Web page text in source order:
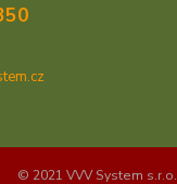
© 2021 VVV System s.r.o.